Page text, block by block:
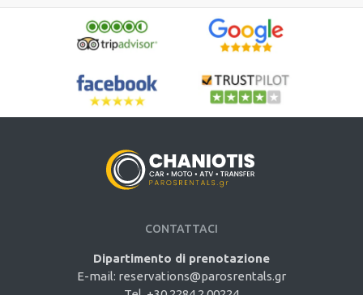
CONTATTACI
Dipartimento di prenotazione
E-mail: reservations@parosrentals.gr